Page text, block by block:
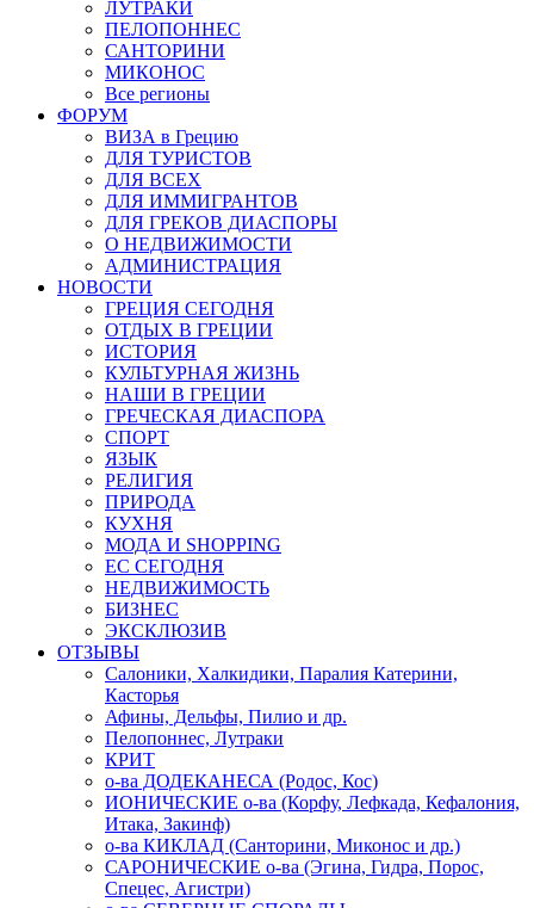
ЛУТРАКИ
ПЕЛОПОННЕС
САНТОРИНИ
МИКОНОС
Все регионы
ФОРУМ
ВИЗА в Грецию
ДЛЯ ТУРИСТОВ
ДЛЯ ВСЕХ
ДЛЯ ИММИГРАНТОВ
ДЛЯ ГРЕКОВ ДИАСПОРЫ
О НЕДВИЖИМОСТИ
АДМИНИСТРАЦИЯ
НОВОСТИ
ГРЕЦИЯ СЕГОДНЯ
ОТДЫХ В ГРЕЦИИ
ИСТОРИЯ
КУЛЬТУРНАЯ ЖИЗНЬ
НАШИ В ГРЕЦИИ
ГРЕЧЕСКАЯ ДИАСПОРА
СПОРТ
ЯЗЫК
РЕЛИГИЯ
ПРИРОДА
КУХНЯ
МОДА И SHOPPING
ЕС СЕГОДНЯ
НЕДВИЖИМОСТЬ
БИЗНЕС
ЭКСКЛЮЗИВ
ОТЗЫВЫ
Салоники, Халкидики, Паралия Катерини,
Касторья
Афины, Дельфы, Пилио и др.
Пелопоннес, Лутраки
КРИТ
о-ва ДОДЕКАНЕСА (Родос, Кос)
ИОНИЧЕСКИЕ о-ва (Корфу, Лефкада, Кефалония,
Итака, Закинф)
о-ва КИКЛАД (Санторини, Миконос и др.)
САРОНИЧЕСКИЕ о-ва (Эгина, Гидра, Порос,
Спецес, Агистри)